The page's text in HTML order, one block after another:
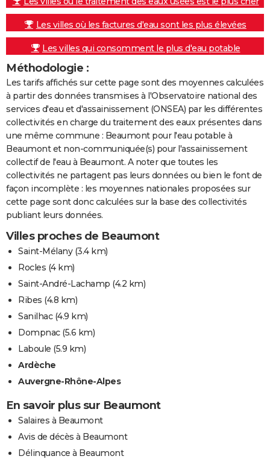
Les villes où les factures d'eau sont les plus élevées
Les villes qui consomment le plus d'eau potable
Méthodologie :
Les tarifs affichés sur cette page sont des moyennes calculées
à partir des données transmises à l'Observatoire national des
services d'eau et d'assainissement (ONSEA) par les différentes
collectivités en charge du traitement des eaux présentes dans
une même commune : Beaumont pour l'eau potable à
Beaumont et non-communiquée(s) pour l'assainissement
collectif de l'eau à Beaumont. A noter que toutes les
collectivités ne partagent pas leurs données ou bien le font de
façon incomplète : les moyennes nationales proposées sur
cette page sont donc calculées sur la base des collectivités
publiant leurs données.
Villes proches de Beaumont
Saint-Mélany(3.4 km)
Rocles (4 km)
Saint-André-Lachamp (4.2 km)
Ribes (4.8 km)
Sanilhac(4.9 km)
Dompnac(5.6 km)
Laboule (5.9 km)
Ardèche
Auvergne-Rhône-Alpes
En savoir plus sur Beaumont
Salaires à Beaumont
Avis de décès à Beaumont
Délinquance à Beaumont